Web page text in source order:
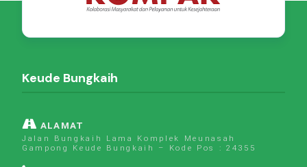
Keude Bungkaih
ALAMAT
Jalan Bungkaih Lama Komplek Meunasah
Gampong Keude Bungkaih – Kode Pos : 24355